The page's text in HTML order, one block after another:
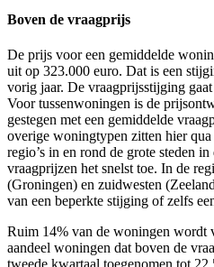
Boven de vraagprijs
De prijs voor een gemiddelde
uit op 323.000 euro. Dat is een
vorig jaar. De vraagprijsstijging
Voor tussenwoningen is de
gestegen met een gemiddelde
overige woningtypen zitten hier
regio’s in en rond de grote steden
vraagprijzen het snelst toe. In de
(Groningen) en zuidwesten
van een beperkte stijging of zelfs
Ruim 14% van de woningen wordt
aandeel woningen dat boven de
tweede kwartaal toegenomen tot